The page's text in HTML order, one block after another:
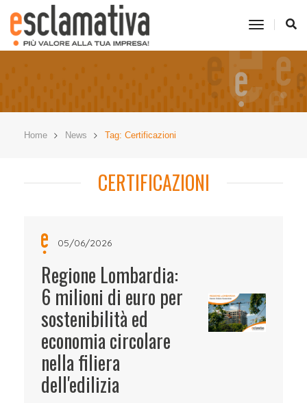
toggle
Home News Tag: Certificazioni
CERTIFICAZIONI
05/06/2026
Regione Lombardia:
6 milioni di euro per
sostenibilità ed
economia circolare
nella filiera
dell'edilizia